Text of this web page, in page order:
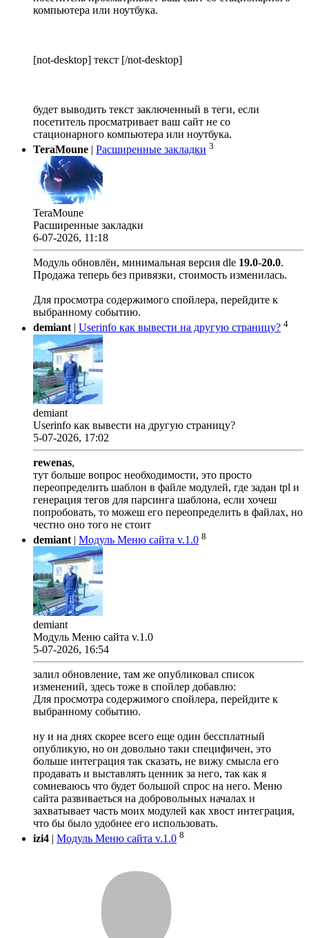
компьютера или ноутбука.
[not-desktop] текст [/not-desktop]
будет выводить текст заключенный в теги, если
посетитель просматривает ваш сайт не со
стационарного компьютера или ноутбука.
TeraMoune
Расширенные закладки 3
TeraMoune
Расширенные закладки
6-07-2026, 11:18
Модуль обновлён, минимальная версия dle 19.0-20.0.
Продажа теперь без привязки, стоимость изменилась.
Для просмотра содержимого спойлера, перейдите к
выбранному событию.
demiant| Userinfo как вывести на другую страницу? 4
demiant
Userinfo как вывести на другую страницу?
5-07-2026, 17:02
rewenas,
тут больше вопрос необходимости, это просто
переопределить шаблон в файле модулей, где задан tpl и
генерация тегов для парсинга шаблона, если хочеш
попробовать, то можеш его переопределить в файлах, но
честно оно того не стоит
demiant | Модуль Меню сайта v.1.0 8
demiant
Модуль Меню сайта v.1.0
5-07-2026, 16:54
залил обновление, там же опубликовал список
изменений, здесь тоже в спойлер добавлю:
Для просмотра содержимого спойлера, перейдите к
выбранному событию.
ну и на днях скорее всего еще один бессплатный
опубликую, но он довольно таки специфичен, это
больше интеграция так сказать, не вижу смысла его
продавать и выставлять ценник за него, так как я
сомневаюсь что будет большой спрос на него. Меню
сайта развиваеться на добровольных началах и
захватывает часть моих модулей как хвост интеграция,
что бы было удобнее его использовать.
izi4 | Модуль Меню сайта v.1.0 8